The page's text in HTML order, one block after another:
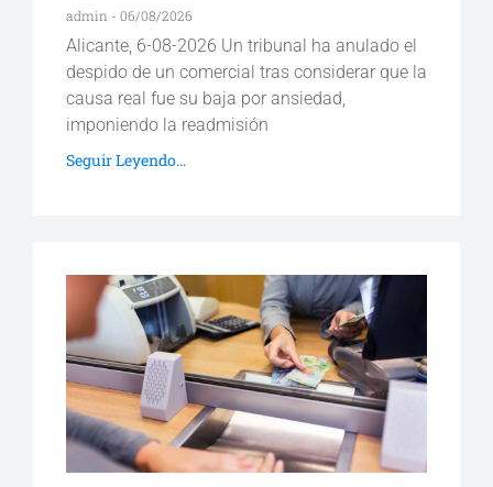
admin 06/08/2026
Alicante, 6-08-2026 Un tribunal ha anulado el
despido de un comercial tras considerar que la
causa real fue su baja por ansiedad,
imponiendo la readmisión
Seguir Leyendo...